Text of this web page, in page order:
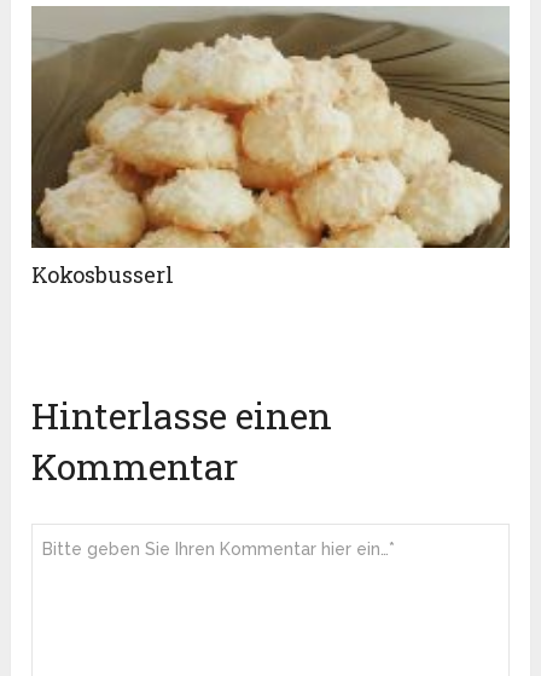
Kokosbusserl
Hinterlasse einen
Kommentar